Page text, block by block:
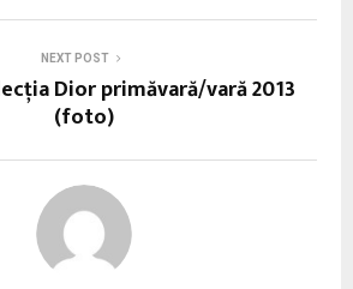
NEXT POST
Dior primăvară/vară 2013
(foto)